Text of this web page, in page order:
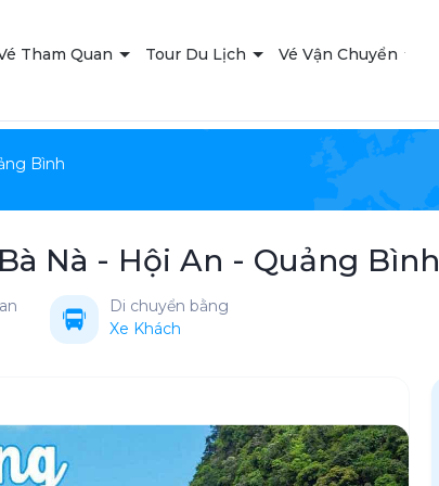
Tham Quan Tour Du Lịch Vé Vận Chuyển
Bình
Nà - Hội An - Quảng Bình
Di chuyển bằng
Xe Khách